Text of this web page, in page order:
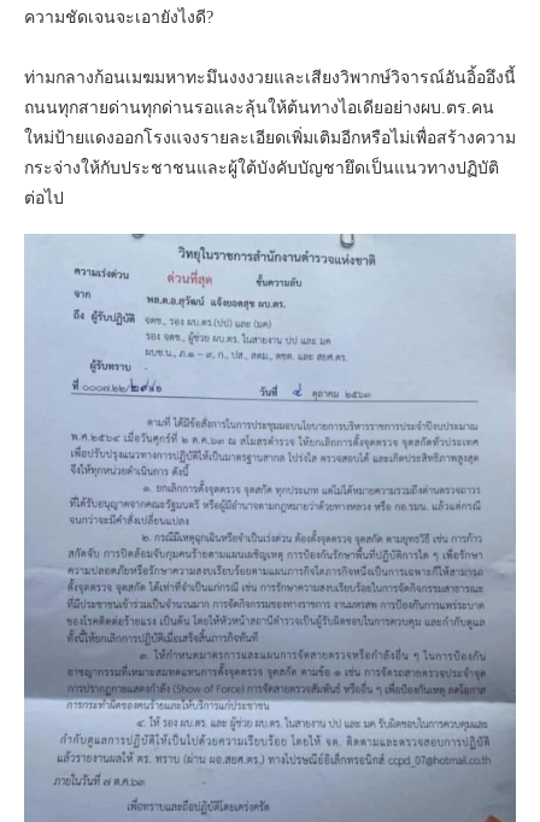
ความชัดเจนจะเอายังไงดี?
ท่ามกลางก้อนเมฆมหาทะมึนงงงวยและเสียงวิพากษ์วิจารณ์อันอิ้ออึงนี้
ถนนทุกสายด่านทุกด่านรอและลุ้นให้ต้นทางไอเดียอย่างผบ.ตร.คน
ใหม่ป้ายแดงออกโรงแจงรายละเอียดเพิ่มเติมอีกหรือไม่เพื่อสร้างความ
กระจ่างให้กับประชาชนและผู้ใต้บังคับบัญชายึดเป็นแนวทางปฏิบัติ
ต่อไป